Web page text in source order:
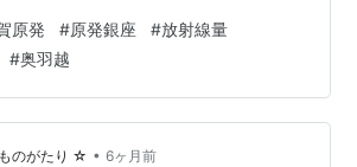
情報管理の不備で追加検査へ テロ対策
書の不適切な管理を問題視
status/20264233694
原発 #原発銀座 #放射線量
#奥羽越
のがたり ☆ • 6ヶ月前